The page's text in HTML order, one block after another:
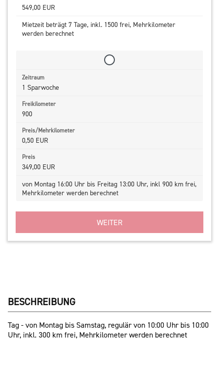
549,00 EUR
Mietzeit beträgt 7 Tage, inkl. 1500 frei, Mehrkilometer
werden berechnet
1 Sparwoche
900
0,50 EUR
349,00 EUR
von Montag 16:00 Uhr bis Freitag 13:00 Uhr, inkl 900 km frei,
Mehrkilometer werden berechnet
WEITER
BESCHREIBUNG
Tag - von Montag bis Samstag, regulär von 10:00 Uhr bis 10:00
Uhr, inkl. 300 km frei, Mehrkilometer werden berechnet